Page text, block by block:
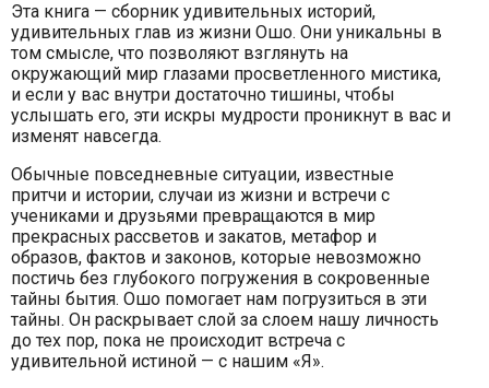
Эта книга — сборник удивительных историй,
удивительных глав из жизни Ошо. Они уникальны в
том смысле, что позволяют взглянуть на
окружающий мир глазами просветленного мистика,
и если у вас внутри достаточно тишины, чтобы
услышать его, эти искры мудрости проникнут в вас и
изменят навсегда.
Обычные повседневные ситуации, известные
притчи и истории, случаи из жизни и встречи с
учениками и друзьями превращаются в мир
прекрасных рассветов и закатов, метафор и
образов, фактов и законов, которые невозможно
постичь без глубокого погружения в сокровенные
тайны бытия. Ошо помогает нам погрузиться в эти
тайны. Он раскрывает слой за слоем нашу личность
до тех пор, пока не происходит встреча с
удивительной истиной — с нашим «Я».